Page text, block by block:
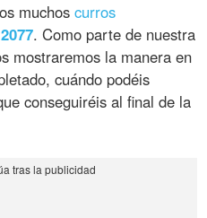
muchoscurros
. Como parte de nuestra
mostraremos la manera en
cuándo podéis
conseguiréis al final de la